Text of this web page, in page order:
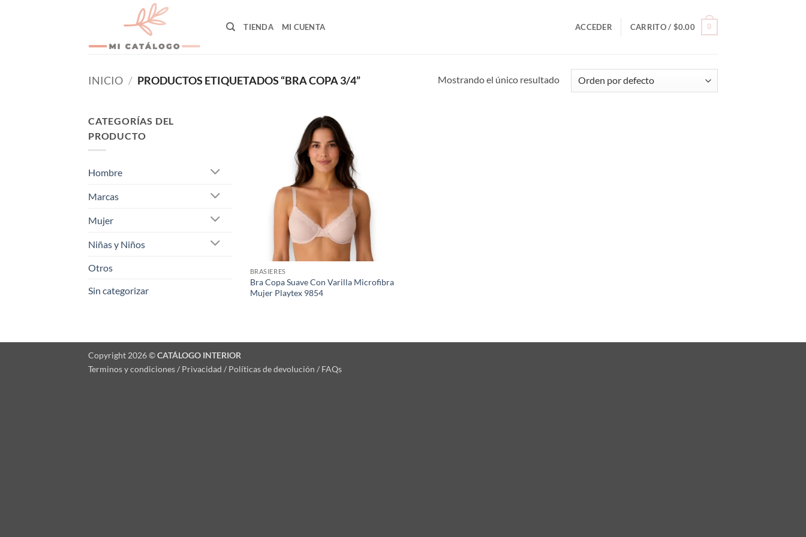
TIENDA MI CUENTA ACCEDER CARRITO / $0.00 0
INICIO / PRODUCTOS ETIQUETADOS “BRA COPA 3/4” Mostrando el único resultado
CATEGORÍAS DEL
PRODUCTO
Hombre
Marcas
Mujer
Niñas y Niños
Otros
Sin categorizar
BRASIERES
Bra Copa Suave Con Varilla Microfibra
Mujer Playtex 9854
Copyright 2026 ©CATÁLOGO INTERIOR
Terminos y condiciones / Privacidad / Políticas de devolución / FAQs